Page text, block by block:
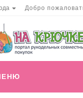
Добро